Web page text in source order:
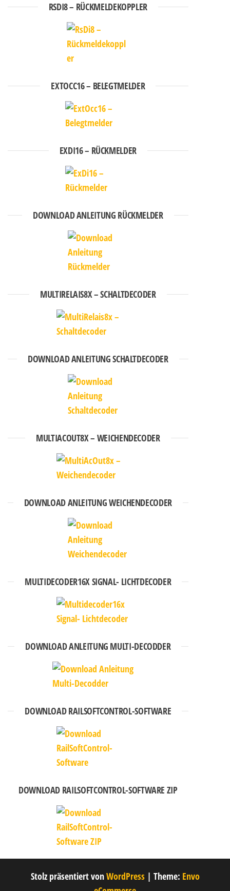
RSDI8 – RÜCKMELDEKOPPLER
EXTOCC16 – BELEGTMELDER
EXDI16 – RÜCKMELDER
DOWNLOAD ANLEITUNG RÜCKMELDER
MULTIRELAIS8X – SCHALTDECODER
DOWNLOAD ANLEITUNG SCHALTDECODER
MULTIACOUT8X – WEICHENDECODER
DOWNLOAD ANLEITUNG WEICHENDECODER
MULTIDECODER16X SIGNAL- LICHTDECODER
DOWNLOAD ANLEITUNG MULTI-DECODDER
DOWNLOAD RAILSOFTCONTROL-SOFTWARE
DOWNLOAD RAILSOFTCONTROL-SOFTWARE ZIP
Stolz präsentiert vonWordPress | Theme: Envo